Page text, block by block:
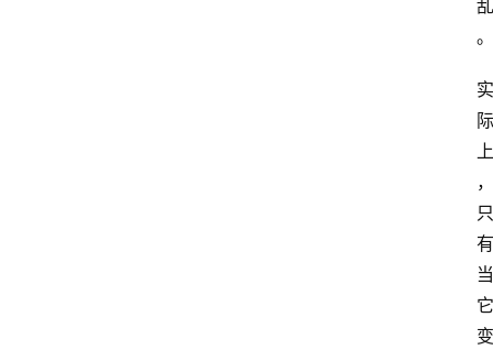
乱
。
实
际
上
，
只
有
当
它
变